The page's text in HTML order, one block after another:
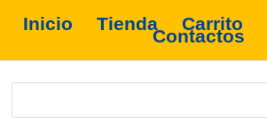
Inicio Tienda Carrito
Contactos